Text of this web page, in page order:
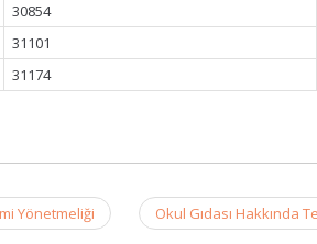
30854
31101
31174
Yönetmeliği Okul Gıdası Hakkında